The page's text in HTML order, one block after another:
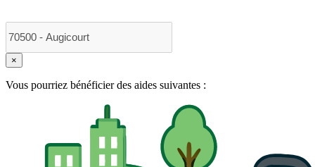
×
Vous pourriez bénéficier des aides suivantes :